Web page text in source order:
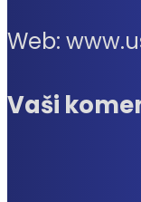
Web:
Vaši